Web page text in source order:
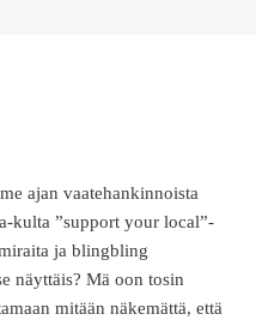
ajan vaatehankinnoista
kulta ”support your local”-
ja blingbling
näyttäis? Mä oon tosin
mitään näkemättä, että